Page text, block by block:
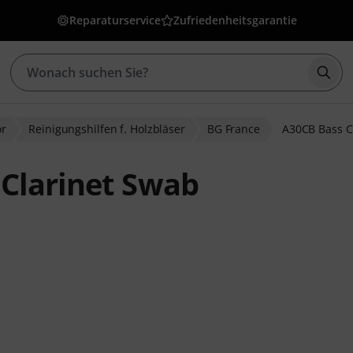
Reparaturservice Zufriedenheitsgarantie
Reinigungshilfen f. Holzbläser BG France A30CB Bass
Swab